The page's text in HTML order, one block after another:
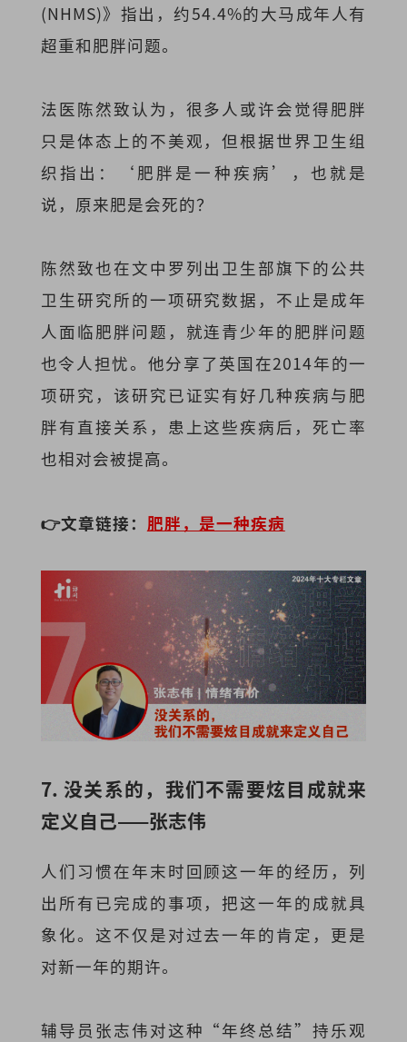
(NHMS)》指出，约54.4%的大马成年人有
超重和肥胖问题。
法医陈然致认为，很多人或许会觉得肥胖
只是体态上的不美观，但根据世界卫生组
织指出：‘肥胖是一种疾病’，也就是
说，原来肥是会死的？
陈然致也在文中罗列出卫生部旗下的公共
卫生研究所的一项研究数据，不止是成年
人面临肥胖问题，就连青少年的肥胖问题
也令人担忧。他分享了英国在2014年的一
项研究，该研究已证实有好几种疾病与肥
胖有直接关系，患上这些疾病后，死亡率
也相对会被提高。
👉文章链接： 肥胖，是一种疾病
7. 没关系的，我们不需要炫目成就来
定义自己——张志伟
人们习惯在年末时回顾这一年的经历，列
出所有已完成的事项，把这一年的成就具
象化。这不仅是对过去一年的肯定，更是
对新一年的期许。
辅导员张志伟对这种“年终总结”持乐观